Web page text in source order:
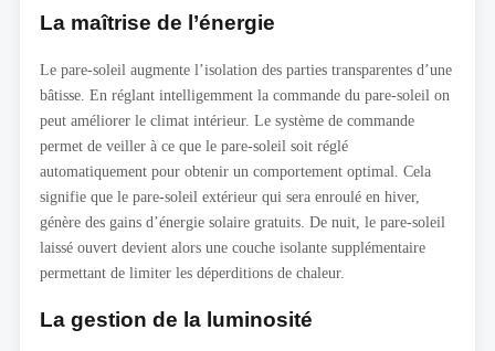
La maîtrise de l’énergie
Le pare-soleil augmente l’isolation des parties transparentes d’une
bâtisse. En réglant intelligemment la commande du pare-soleil on
peut améliorer le climat intérieur. Le système de commande
permet de veiller à ce que le pare-soleil soit réglé
automatiquement pour obtenir un comportement optimal. Cela
signifie que le pare-soleil extérieur qui sera enroulé en hiver,
génère des gains d’énergie solaire gratuits. De nuit, le pare-soleil
laissé ouvert devient alors une couche isolante supplémentaire
permettant de limiter les déperditions de chaleur.
La gestion de la luminosité